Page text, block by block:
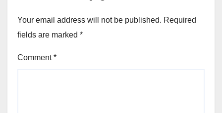
Your email address will not be published. Required
fields are marked *
Comment*